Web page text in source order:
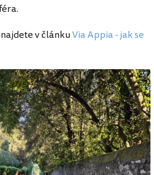
v článkuVia Appia - jak se